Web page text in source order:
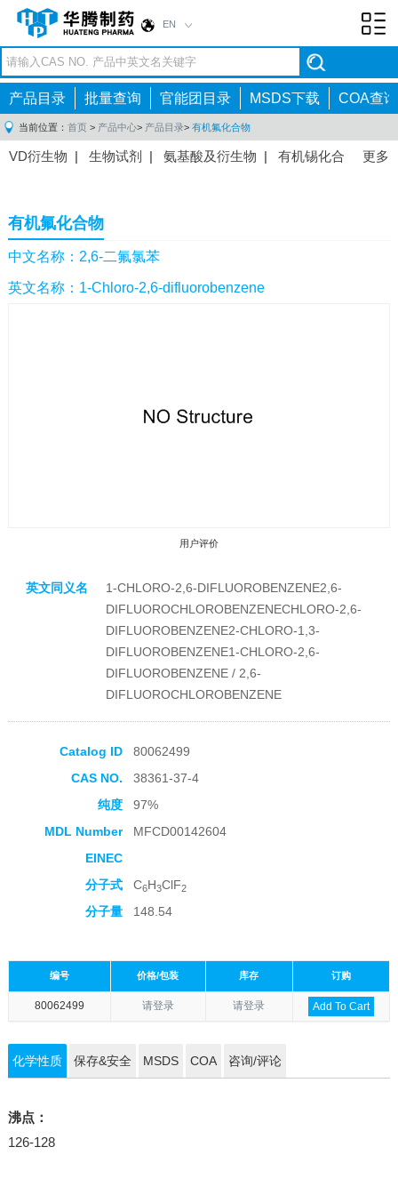
EN
产品目录 批量查询 官能团目录 MSDS下载 COA查询
当前位置： 首页 > 产品中心> 产品目录> 有机氟化合物
更多
VD衍生物 | 生物试剂 | 氨基酸及衍生物 | 有机锡化合
间体|抗高血压药物中间体
感染药物中间体|
体 |抗精神病药物中间体
药中间体|其他原料药中间体|
有机氟化合物
中文名称：2,6-二氟氯苯
英文名称：1-Chloro-2,6-difluorobenzene
用户评价
收藏产品
英文同义名
1-CHLORO-2,6-DIFLUOROBENZENE2,6-
DIFLUOROCHLOROBENZENECHLORO-2,6-
DIFLUOROBENZENE2-CHLORO-1,3-
DIFLUOROBENZENE1-CHLORO-2,6-
DIFLUOROBENZENE / 2,6-
DIFLUOROCHLOROBENZENE
Catalog ID
80062499
CAS NO.
38361-37-4
纯度
97%
MDL Number
MFCD00142604
EINEC
分子式
C6H3ClF2
分子量 148.54
编号 价格/包装 库存 订购
80062499 请登录 请登录 Add To Cart
化学性质 保存&安全 MSDS COA 咨询/评论
沸点：
126-128